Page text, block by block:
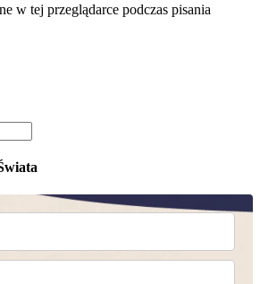
w tej przeglądarce podczas pisania